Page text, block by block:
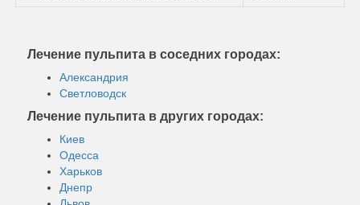
Лечение пульпита в соседних городах:
Александрия
Светловодск
Лечение пульпита в других городах:
Киев
Одесса
Харьков
Днепр